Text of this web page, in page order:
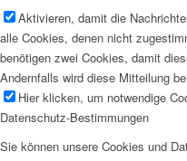
Aktivieren, damit die
alle Cookies, denen nicht
benötigen zwei Cookies, damit
Andernfalls wird diese Mitteilung
Hier klicken, um notwendige
Datenschutz-Bestimmungen
Sie können unsere Cookies und